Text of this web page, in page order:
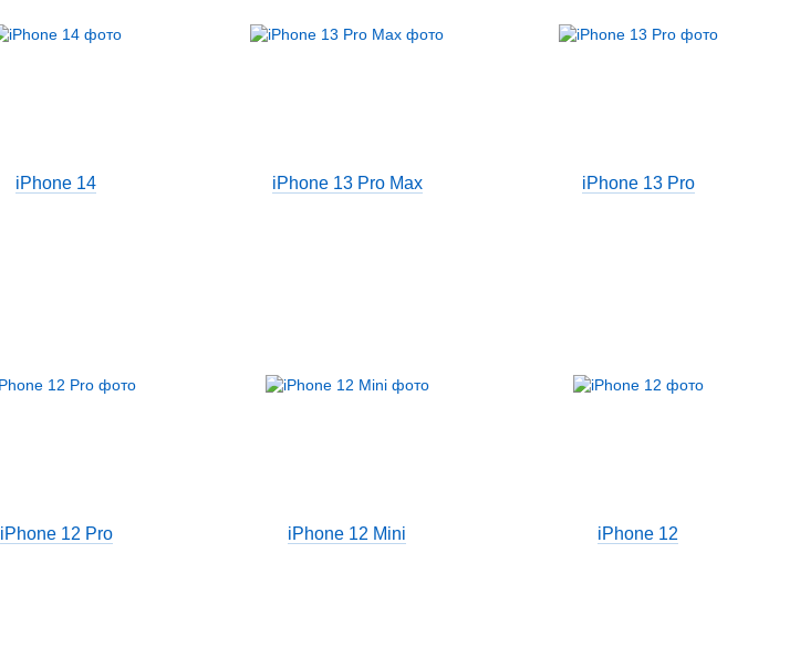
iPhone 14 iPhone 13 Pro Max iPhone 13 Pro
iPhone 12 Pro iPhone 12 Mini iPhone 12